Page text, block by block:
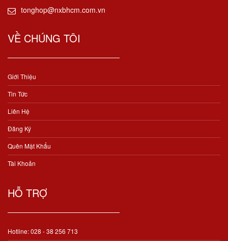
tonghop@nxbhcm.com.vn
VỀ CHÚNG TÔI
Giới Thiệu
Tin Tức
Liên Hệ
Đăng Ký
Quên Mật Khẩu
Tài Khoản
HỖ TRỢ
Hotline: 028 - 38 256 713